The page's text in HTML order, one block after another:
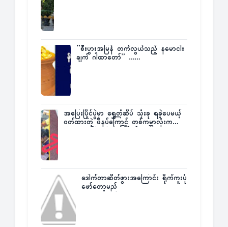
”စီးပွားအမြန် တက်လွယ်သည့် နမောငါး
ချက် ဂါထာတော်” ……
အပြေးပြိုင်ပွဲမှာ ရွှေတံဆိပ် သုံးခု ရခဲ့ပေမယ့်
ဝတ်ထားတဲ့ ဖိနပ်ကြောင့် တစ်ကမ္ဘာလုံးက
ဒေါက်တာဆိတ်ဖွားအကြောင်း ရိုက်ကူးပုံ
ဖော်တော့မည်